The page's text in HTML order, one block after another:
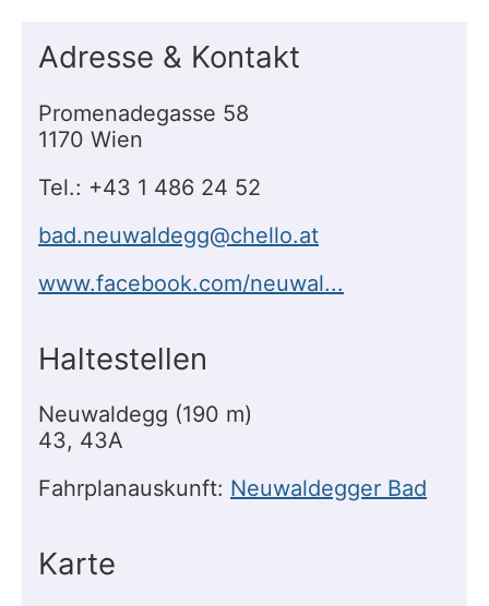
Adresse & Kontakt
Promenadegasse 58
1170 Wien
Tel.: +43 1 486 24 52
bad.neuwaldegg@chello.at
www.facebook.com/neuwal...
Haltestellen
Neuwaldegg (190 m)
43, 43A
Fahrplanauskunft: Neuwaldegger Bad
Karte